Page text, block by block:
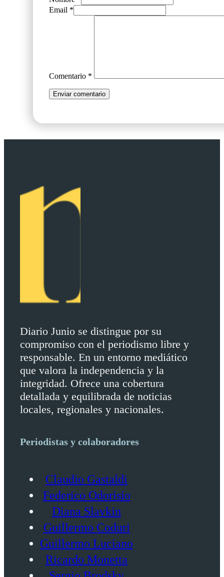
Email *
Comentario *
Diario Junio se distingue por su
compromiso con el periodismo libre y
responsable. En un entorno mediático
que valora la independencia y la
integridad. Ofrece una cobertura
detallada y equilibrada de noticias
locales, regionales y nacionales.
Periodistas y colaboradores
Claudio Gastaldi
Federico Odorisio
Diana Slavkin
Guillermo Coduri
Guillermo Luciano
Ricardo Monetta